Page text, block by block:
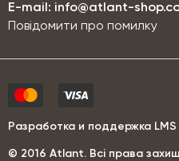
E-mail: info@atlant-
Повідомити про помилку
© 2016 Аtlant. Всі права
Разработка и поддержка LMS